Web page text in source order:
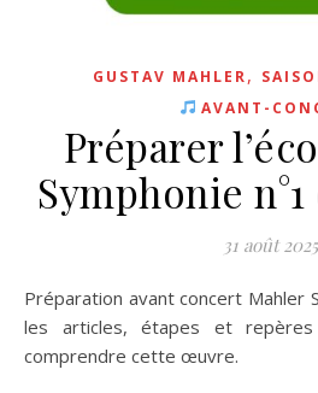
GUSTAV MAHLER,
AVANT-
Préparer
Symphonie
31 août 2025
Préparation avant concert Mahler Symphonie 1 : retrouvez
les articles, étapes et repères
comprendre cette œuvre.